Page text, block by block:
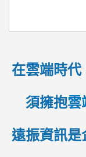
在雲端時
須擁抱雲
遠振資訊